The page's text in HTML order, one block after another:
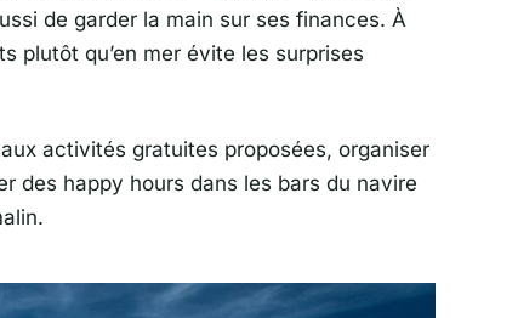
de garder la main sur ses finances. À
plutôt qu’en mer évite les surprises
activités gratuites proposées, organiser
des happy hours dans les bars du navire